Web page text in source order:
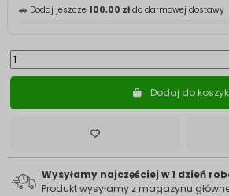
🚗 Dodaj jeszcze 100,00 złdo darmowej dostawy
Dodaj do
Wysyłamy najczęściej w 1 dzień
Produkt wysyłamy z magazynu